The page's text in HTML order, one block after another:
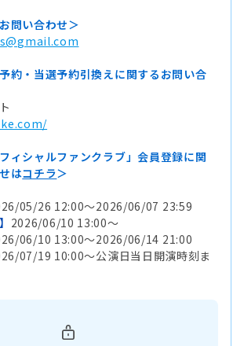
問い合わせ＞
約・当選予約引換えに関するお問い合
ィシャルファンクラブ」会員登録に関
はコチラ＞
05/26 12:00～2026/06/07 23:59
2026/06/10 13:00～
06/10 13:00～2026/06/14 21:00
07/19 10:00～公演日当日開演時刻ま